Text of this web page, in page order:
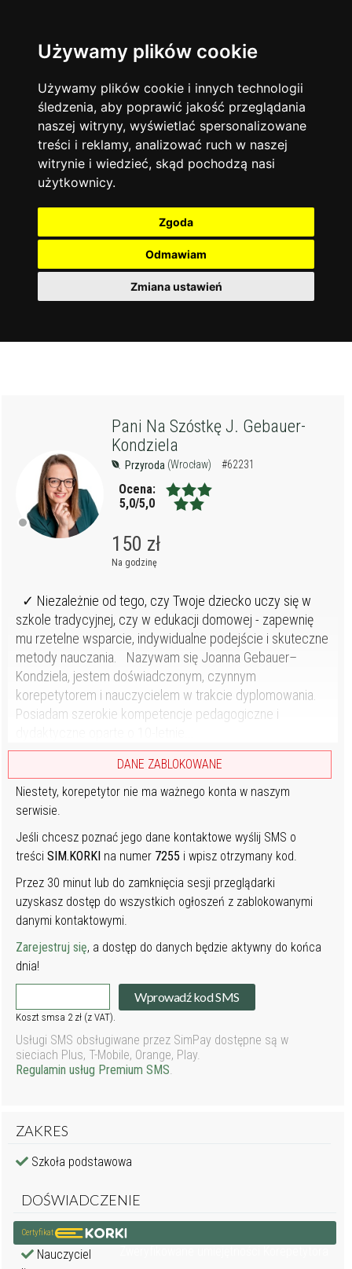
Używamy plików cookie
Używamy plików cookie i innych technologii
śledzenia, aby poprawić jakość przeglądania
naszej witryny, wyświetlać spersonalizowane
treści i reklamy, analizować ruch w naszej
witrynie i wiedzieć, skąd pochodzą nasi
użytkownicy.
Zgoda
Odmawiam
Zmiana ustawień
Język angielski 13742
Matematyka 12927
Chemia 4886
Język niemiecki 4307
Język polski 3426
Fizyka
Język francuski
Warszawa
Korepetycje
Online
14833
Kraków 7753
Wrocław
Łódź 3511
Gdańsk 2075
Pani Na Szóstkę J. Gebauer-
Kondziela
Przyroda (Wrocław) #62231
Ocena:
5,0/5,0
150 zł
Na godzinę
✓ Niezależnie od tego, czy Twoje dziecko uczy się w
szkole tradycyjnej, czy w edukacji domowej - zapewnię
mu rzetelne wsparcie, indywidualne podejście i skuteczne
metody nauczania. Nazywam się Joanna Gebauer–
Kondziela, jestem doświadczonym, czynnym
korepetytorem i nauczycielem w trakcie dyplomowania.
Posiadam szerokie kompetencje pedagogiczne i
DANE ZABLOKOWANE
Niestety, korepetytor nie ma ważnego konta w naszym
serwisie.
Jeśli chcesz poznać jego dane kontaktowe wyślij SMS o
treściSIM.KORKI na numer 7255 i wpisz otrzymany kod.
Przez 30 minut lub do zamknięcia sesji przeglądarki
uzyskasz dostęp do wszystkich ogłoszeń z zablokowanymi
danymi kontaktowymi.
Zarejestruj się, a dostęp do danych będzie aktywny do końca
dnia!
Wprowadź kod SMS
Koszt smsa 2 zł (z VAT).
Usługi SMS obsługiwane przez SimPay dostępne są w
sieciach Plus, T-Mobile, Orange, Play.
Regulamin usług Premium SMS.
ZAKRES
Szkoła podstawowa
DOŚWIADCZENIE
Certyfikat
Nauczyciel